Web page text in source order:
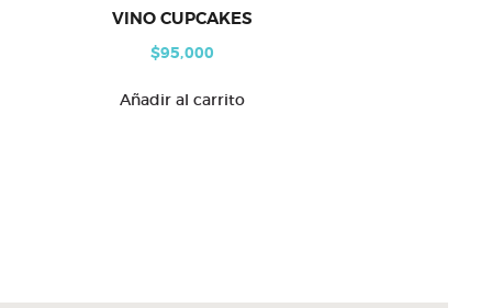
VINO CUPCAKES
$95,000
Añadir al carrito